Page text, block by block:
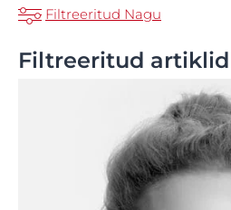
Filtreeritud Nagu
Filtreeritud artiklid